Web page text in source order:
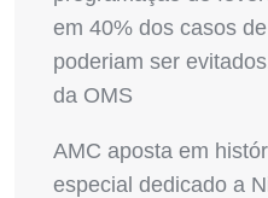
em 40% dos casos
poderiam ser
da OMS
AMC aposta em
especial dedicado a